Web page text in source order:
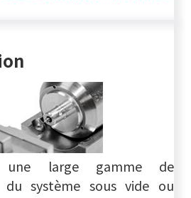
une large gamme de
du système sous vide ou